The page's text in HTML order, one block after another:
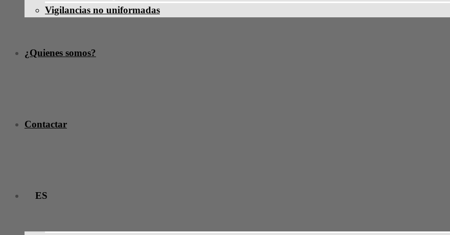
Vigilancias no uniformadas
¿Quienes somos?
Contactar
ES